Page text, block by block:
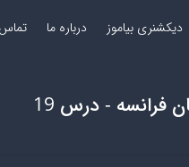
دیکشنری بیاموز درباره ما تماس
فرانسه - درس 19